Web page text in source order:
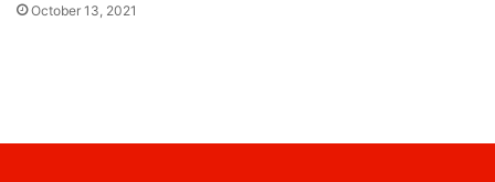
October 13, 2021